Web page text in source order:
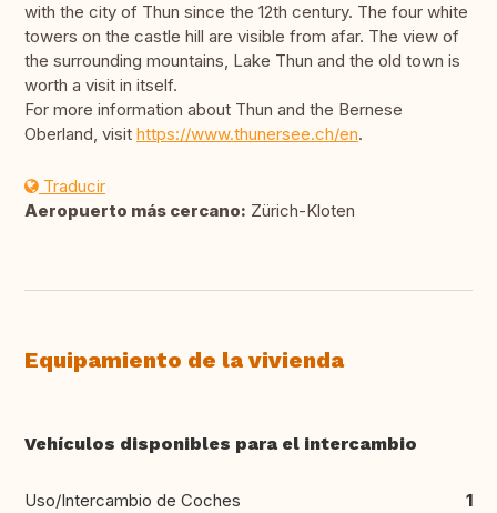
with the city of Thun since the 12th century. The four white
towers on the castle hill are visible from afar. The view of
the surrounding mountains, Lake Thun and the old town is
worth a visit in itself.
For more information about Thun and the Bernese
Oberland, visit https://www.thunersee.ch/en.
Traducir
Aeropuerto más cercano: Zürich-Kloten
Equipamiento de la vivienda
Vehículos disponibles para el intercambio
Uso/Intercambio de Coches 1